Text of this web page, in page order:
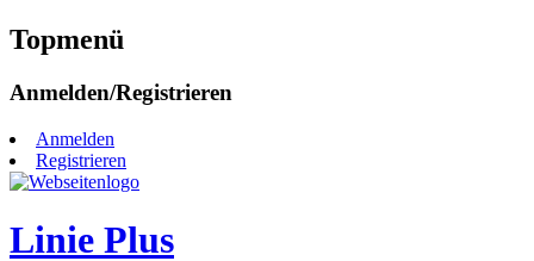
Topmenü
Zum
springen
Anmelden/Registrieren
Anmelden
Registrieren
Linie Plus